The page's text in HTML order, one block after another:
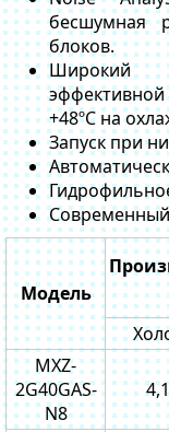
бесшумная
блоков.
Широкий
+48ºС на
Запуск при
Современный
Модель
MXZ-
2G40GAS-
N8
4,1